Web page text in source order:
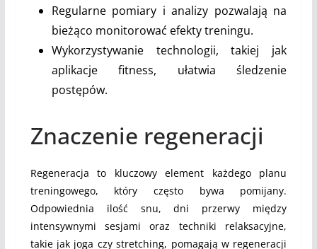
Regularne pomiary i analizy pozwalają na
bieżąco monitorować efekty treningu.
Wykorzystywanie technologii, takiej jak
aplikacje fitness, ułatwia śledzenie
postępów.
Znaczenie regeneracji
Regeneracja to kluczowy element każdego planu
treningowego, który często bywa pomijany.
Odpowiednia ilość snu, dni przerwy między
intensywnymi sesjami oraz techniki relaksacyjne,
takie jak joga czy stretching, pomagają w regeneracji